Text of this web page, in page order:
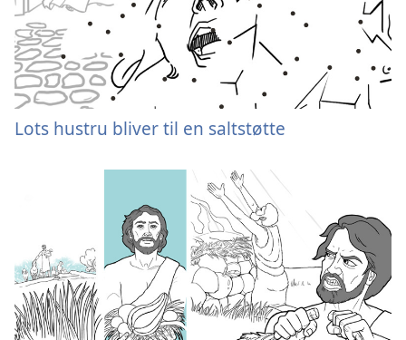
Lots hustru bliver til en saltstøtte